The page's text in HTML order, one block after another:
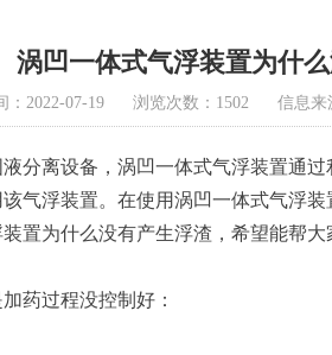
涡凹一体式气浮装置为什
：2022-07-19 浏览次数：1502 信息来
分离设备，涡凹一体式气浮装置通
气浮装置。在使用涡凹一体式气浮
置为什么没有产生浮渣，希望能帮大
药过程没控制好：